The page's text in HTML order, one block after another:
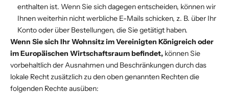
enthalten ist. Wenn Sie sich dagegen entscheiden, können wir
Ihnen weiterhin nicht werbliche E-Mails schicken, z. B. über Ihr
Konto oder über Bestellungen, die Sie getätigt haben.
Wenn Sie sich Ihr Wohnsitz im Vereinigten Königreich oder
im Europäischen Wirtschaftsraum befindet, können Sie
vorbehaltlich der Ausnahmen und Beschränkungen durch das
lokale Recht zusätzlich zu den oben genannten Rechten die
folgenden Rechte ausüben: